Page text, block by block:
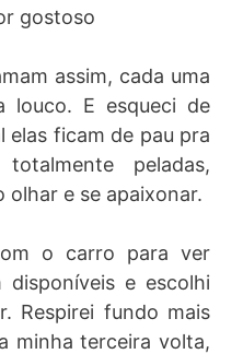
gostoso
assim, cada uma
louco. E esqueci de
elas ficam de pau pra
peladas,
olhar e se apaixonar.
o carro para ver
e escolhi
Respirei fundo mais
minha terceira volta,